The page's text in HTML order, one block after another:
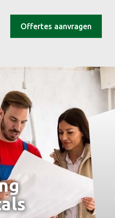
Offertes aanvragen